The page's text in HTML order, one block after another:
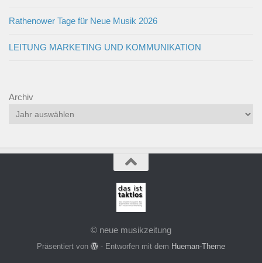
Rathenower Tage für Neue Musik 2026
LEITUNG MARKETING UND KOMMUNIKATION
Archiv
© neue musikzeitung
Präsentiert von - Entworfen mit dem Hueman-Theme